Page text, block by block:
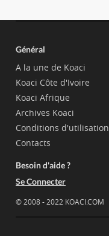
Général
A la une de Koaci
Koaci Côte d'Ivoire
Koaci Afrique
Archives Koaci
Conditions d'utilisation
Contacts
Besoin d'aide ?
Se Connecter
© 2008 - 2022 KOACI.COM